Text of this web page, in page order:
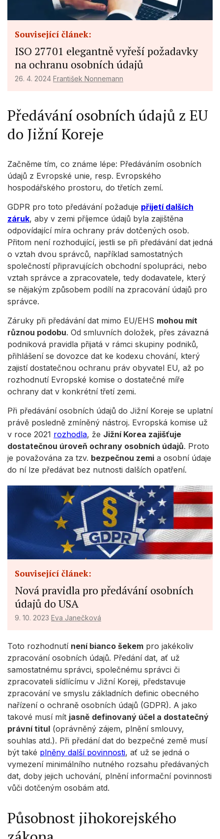
Související článek:
ISO 27701 elegantně vyřeší požadavky
na ochranu osobních údajů
26. 4. 2024 František Nonnemann
Předávání osobních údajů z EU
do Jižní Koreje
Začněme tím, co známe lépe: Předáváním osobních
údajů z Evropské unie, resp. Evropského
hospodářského prostoru, do třetích zemí.
GDPR pro toto předávání požaduje přijetí dalších
záruk, aby v zemi příjemce údajů byla zajištěna
odpovídající míra ochrany práv dotčených osob.
Přitom není rozhodující, jestli se při předávání dat jedná
o vztah dvou správců, například samostatných
společností připravujících obchodní spolupráci, nebo
vztah správce a zpracovatele, tedy dodavatele, který
se nějakým způsobem podílí na zpracování údajů pro
správce.
Záruky při předávání dat mimo EU/EHS mohou mít
různou podobu. Od smluvních doložek, přes závazná
podniková pravidla přijatá v rámci skupiny podniků,
přihlášení se dovozce dat ke kodexu chování, který
zajistí dostatečnou ochranu práv obyvatel EU, až po
rozhodnutí Evropské komise o dostatečné míře
ochrany dat v konkrétní třetí zemi.
Při předávání osobních údajů do Jižní Koreje se uplatní
právě posledně zmíněný nástroj. Evropská komise už
v roce 2021 rozhodla, že Jižní Korea zajišťuje
dostatečnou úroveň ochrany osobních údajů. Proto
je považována za tzv. bezpečnou zemi a osobní údaje
do ní lze předávat bez nutnosti dalších opatření.
Související článek:
Nová pravidla pro předávání osobních
údajů do USA
9. 10. 2023 Eva Janečková
Toto rozhodnutí není bianco šekem pro jakékoliv
zpracování osobních údajů. Předání dat, ať už
samostatnému správci, společnému správci či
zpracovateli sídlícímu v Jižní Koreji, představuje
zpracování ve smyslu základních definic obecného
nařízení o ochraně osobních údajů (GDPR). A jako
takové musí mít jasně definovaný účel a dostatečný
právní titul (oprávněný zájem, plnění smlouvy,
souhlas atd.). Při předání dat do bezpečné země musí
být také plněny další povinnosti, ať už se jedná o
vymezení minimálního nutného rozsahu předávaných
dat, doby jejich uchování, plnění informační povinnosti
vůči dotčeným osobám atd.
Působnost jihokorejského